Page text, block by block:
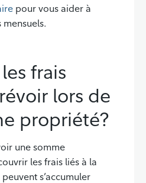
pour vous aider à
frais
lors de
propriété?
une somme
les frais liés à la
s’accumuler